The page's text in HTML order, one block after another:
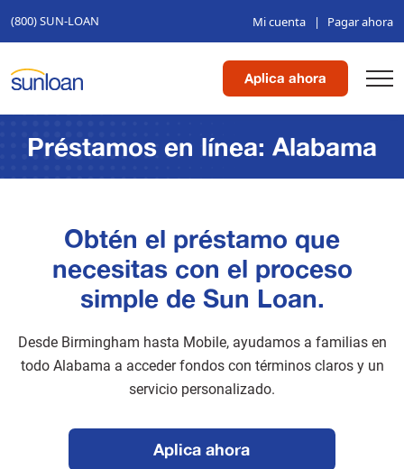
(800) SUN-LOAN Mi cuenta | Pagar ahora
Aplica ahora
Préstamos en línea: Alabama
Obtén el préstamo que
necesitas con el proceso
simple de Sun Loan.
Desde Birmingham hasta Mobile, ayudamos a familias en
todo Alabama a acceder fondos con términos claros y un
servicio personalizado.
Aplica ahora